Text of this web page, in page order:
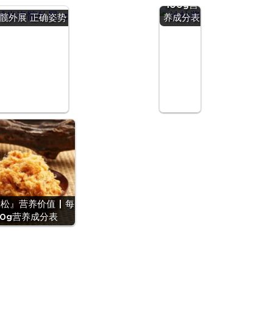
外展 正确姿势
100g营
养成分表
松』营养价值 | 每
营养成分表